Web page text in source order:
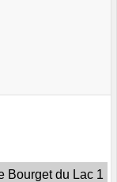
Bourget du Lac 1